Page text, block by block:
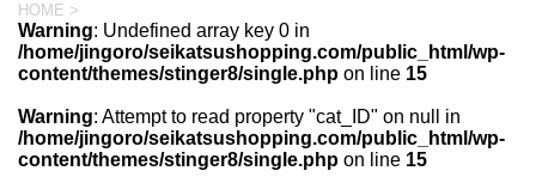
HOME >
Warning: Undefined array key 0 in
/home/jingoro/seikatsushopping.com/public_html/wp-
content/themes/stinger8/single.php on line 15
Warning: Attempt to read property "cat_ID" on null in
/home/jingoro/seikatsushopping.com/public_html/wp-
content/themes/stinger8/single.php on line 15